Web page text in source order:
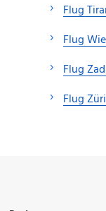
Flug
Flug
Flug
Flug